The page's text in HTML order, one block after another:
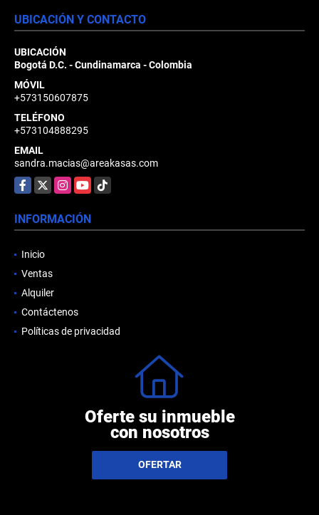
UBICACIÓN Y CONTACTO
UBICACIÓN
Bogotá D.C. - Cundinamarca - Colombia
MÓVIL
+573150607875
TELÉFONO
+573104888295
EMAIL
sandra.macias@areakasas.com
Facebook
X Instagram
YouTubeTikTok
INFORMACIÓN
Inicio
Ventas
Alquiler
Contáctenos
Políticas de privacidad
Oferte su inmueble
con nosotros
OFERTAR